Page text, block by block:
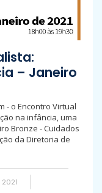
– Janeiro
- o Encontro Virtual
na infância, uma
Bronze - Cuidados
da Diretoria de
2021